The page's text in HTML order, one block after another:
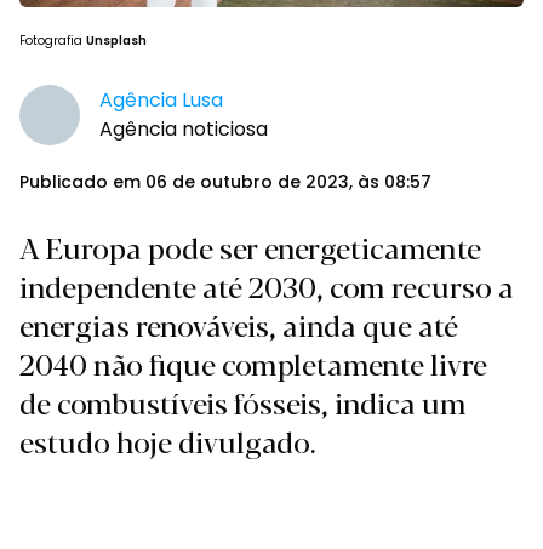
Fotografia Unsplash
Agência Lusa
Agência noticiosa
Publicado em 06 de outubro de 2023, às 08:57
A Europa pode ser energeticamente
independente até 2030, com recurso a
energias renováveis, ainda que até
2040 não fique completamente livre
de combustíveis fósseis, indica um
estudo hoje divulgado.